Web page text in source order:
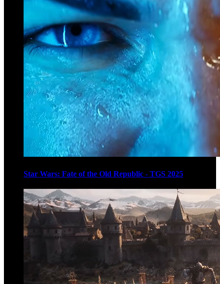
Star Wars: Fate of the Old Republic - TGS 2025